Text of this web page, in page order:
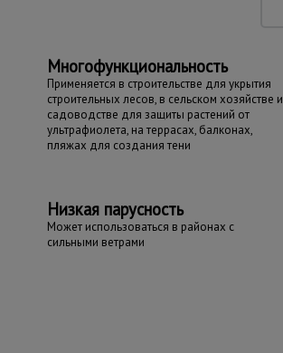
Многофункциональность
Применяется в строительстве для укрытия
строительных лесов, в сельском хозяйстве и
садоводстве для защиты растений от
ультрафиолета, на террасах, балконах,
пляжах для создания тени
Низкая парусность
Может использоваться в районах с
сильными ветрами